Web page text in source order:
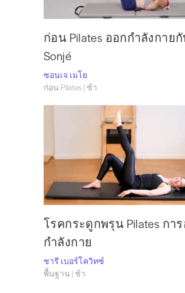
ก่อน Pilates ออกกำลังกาย
Sonjé
ซอนเจ เมโย
ก่อน Pilates | ช้า
โรคกระดูกพรุน Pilates กา
กำลังกาย
ชารี เบอร์โควิทซ์
พื้นฐาน | ช้า